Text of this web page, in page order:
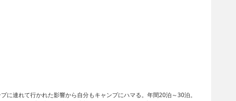
に連れて行かれた影響から自分もキャンプにハマる。年間20泊～30泊。